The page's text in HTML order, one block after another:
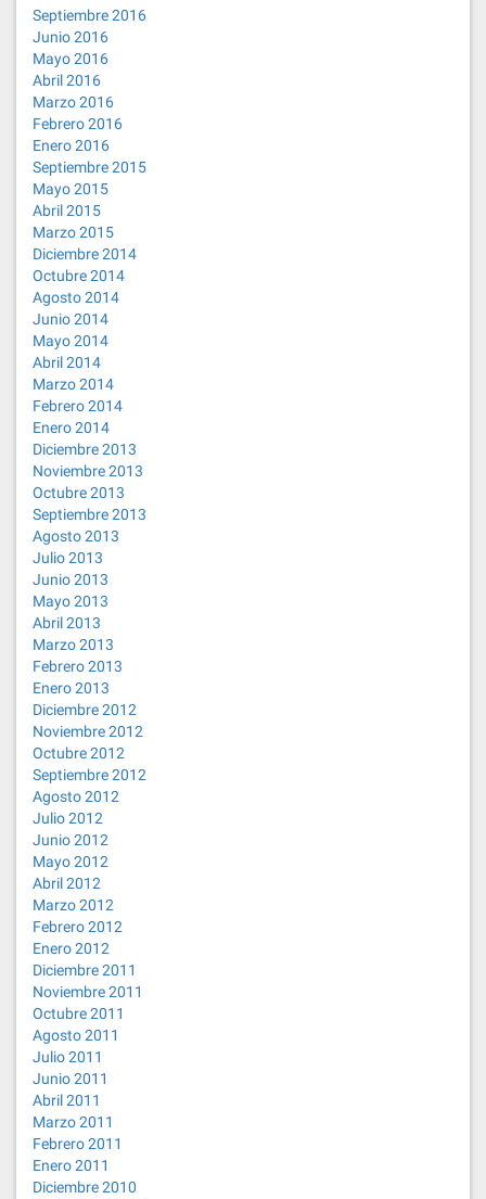
Septiembre 2016
Junio 2016
Mayo 2016
Abril 2016
Marzo 2016
Febrero 2016
Enero 2016
Septiembre 2015
Mayo 2015
Abril 2015
Marzo 2015
Diciembre 2014
Octubre 2014
Agosto 2014
Junio 2014
Mayo 2014
Abril 2014
Marzo 2014
Febrero 2014
Enero 2014
Diciembre 2013
Noviembre 2013
Octubre 2013
Septiembre 2013
Agosto 2013
Julio 2013
Junio 2013
Mayo 2013
Abril 2013
Marzo 2013
Febrero 2013
Enero 2013
Diciembre 2012
Noviembre 2012
Octubre 2012
Septiembre 2012
Agosto 2012
Julio 2012
Junio 2012
Mayo 2012
Abril 2012
Marzo 2012
Febrero 2012
Enero 2012
Diciembre 2011
Noviembre 2011
Octubre 2011
Agosto 2011
Julio 2011
Junio 2011
Abril 2011
Marzo 2011
Febrero 2011
Enero 2011
Diciembre 2010